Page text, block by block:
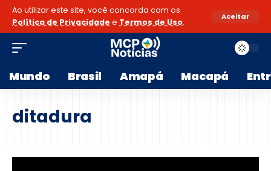
Ao utilizar este site, você concorda com os
Política de Privacidade e Termos de Uso.
Aceitar
Mundo Brasil Amapá Macapá
ditadura